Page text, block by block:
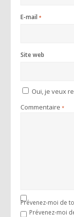
E-mail*
Site web
Oui, je veux
Commentaire*
Prévenez-moi de
Prévenez-moi